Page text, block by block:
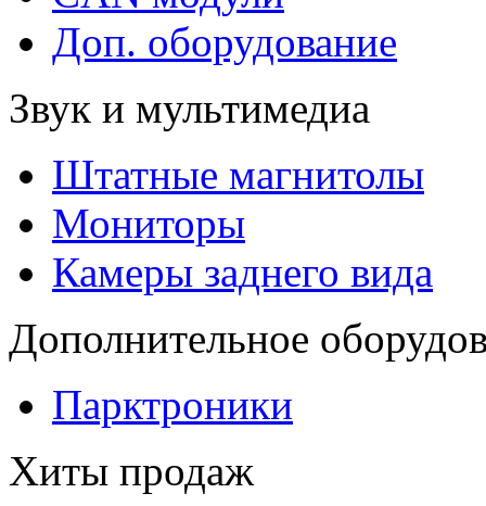
Доп. оборудование
Звук и мультимедиа
Штатные магнитолы
Мониторы
Камеры заднего вида
Дополнительное
Парктроники
Хиты продаж